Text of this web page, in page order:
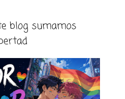
blog sumamos